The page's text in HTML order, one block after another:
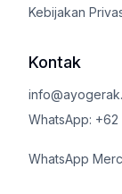
Kebijakan
Kontak
WhatsApp: +62
WhatsApp